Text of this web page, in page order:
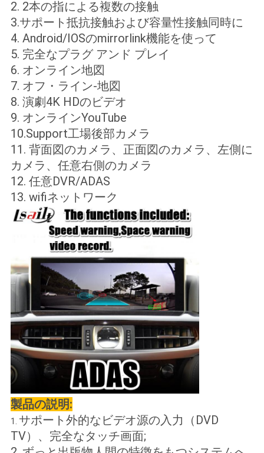
2. 2本の指による複数の接触
3.サポート抵抗接触および容量性接触同時に
4. Android/IOSのmirrorlink機能を使って
5. 完全なプラグ アンド プレイ
6. オンライン地図
7. オフ・ライン-地図
8. 演劇4K HDのビデオ
9. オンラインYouTube
10.Support工場後部カメラ
11. 背面図のカメラ、正面図のカメラ、左側に
カメラ、任意右側のカメラ
12. 任意DVR/ADAS
13. wifiネットワーク
製品の説明:
1. サポート外的なビデオ源の入力（DVD
TV） 、完全なタッチ画面;